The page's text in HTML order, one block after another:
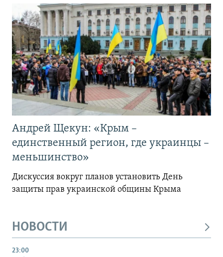
Андрей Щекун: «Крым –
единственный регион, где украинцы –
меньшинство»
Дискуссия вокруг планов установить День
защиты прав украинской общины Крыма
НОВОСТИ
23:00